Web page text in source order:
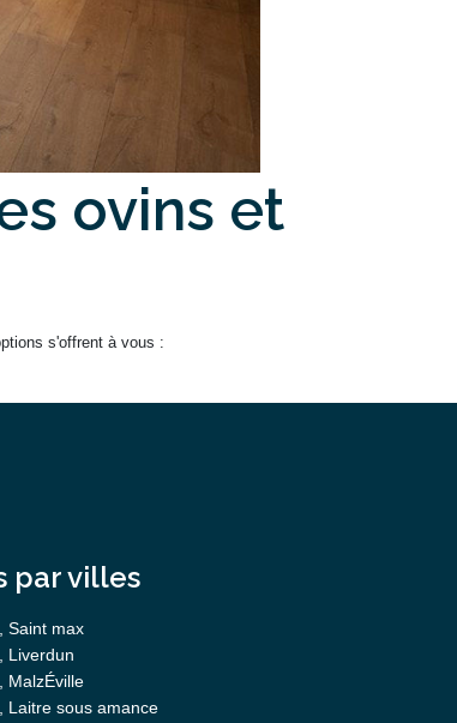
ovins et
s'offrent à vous :
par villes
Saint max
Liverdun
MalzÉville
Laitre sous amance